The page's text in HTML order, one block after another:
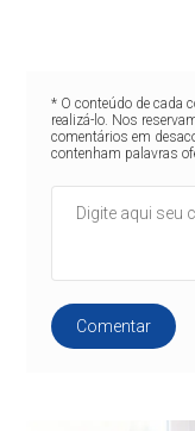
* O conteúdo de cada
realizá-lo. Nos
comentários em
contenham palavras
Comentar